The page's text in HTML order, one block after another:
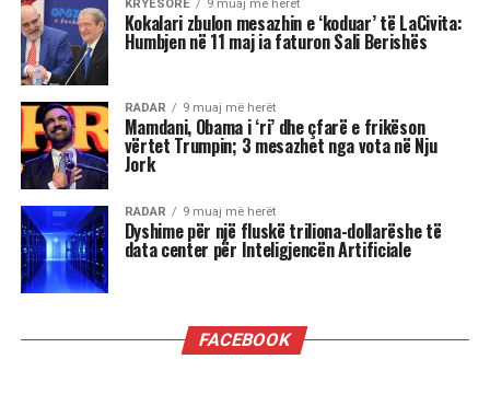
Tenda e madhe, kostoja e lartë e jetesës,
rregullat në ndryshim të lojës: në dritën e fitores
së Mamdanit, kryetarit të ri të bashkisë së Nju
Jorkut, Socialist Demokrat, dhe sukseseve të tjera
të Partisë Progresive në zgjedhjet e 4 nëntorit,
nga fitimi i posteve të guvernatorëve të
Virxhinias dhe Nju Xhersit deri te fitorja në
referendum në Kaliforni, këto tre fronte do të
jenë vendimtare, një vit nga tani, në zgjedhjet e
nga kontrolli i Kongresit.